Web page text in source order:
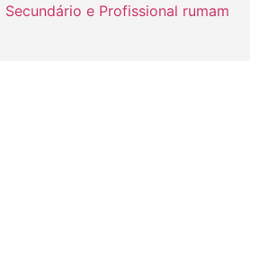
e Profissional rumam